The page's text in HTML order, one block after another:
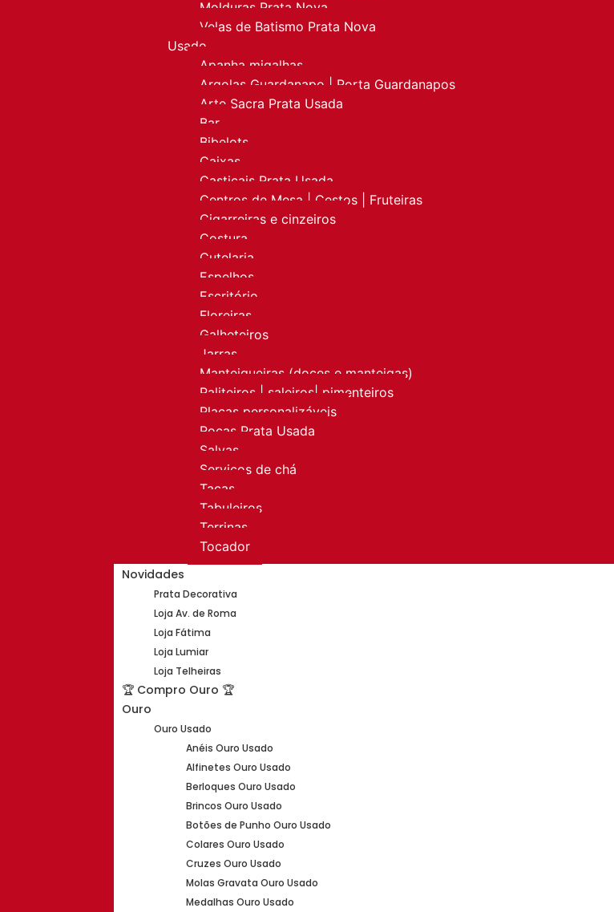
Molduras Prata Nova
Velas de Batismo Prata Nova
Usado
Apanha migalhas
Argolas Guardanapo | Porta Guardanapos
Arte Sacra Prata Usada
Bar
Bibelots
Caixas
Castiçais Prata Usada
Centros de Mesa | Cestos | Fruteiras
Cigarreiras e cinzeiros
Costura
Cutelaria
Espelhos
Escritório
Floreiras
Galheteiros
Jarras
Manteigueiras (doces e manteigas)
Paliteiros | saleiros| pimenteiros
Placas personalizáveis
Rocas Prata Usada
Salvas
Serviços de chá
Taças
Tabuleiros
Terrinas
Tocador
Novidades
Prata Decorativa
Loja Av. de Roma
Loja Fátima
Loja Lumiar
Loja Telheiras
🏆 Compro Ouro 🏆
Ouro
Ouro Usado
Anéis Ouro Usado
Alfinetes Ouro Usado
Berloques Ouro Usado
Brincos Ouro Usado
Botões de Punho Ouro Usado
Colares Ouro Usado
Cruzes Ouro Usado
Molas Gravata Ouro Usado
Medalhas Ouro Usado